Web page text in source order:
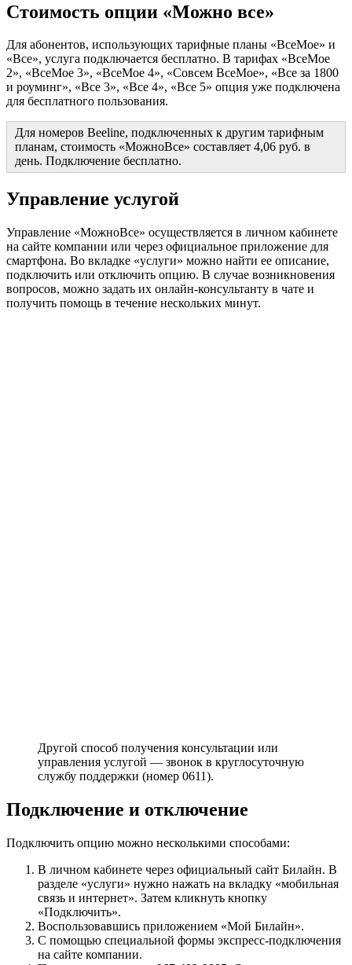
Стоимость опции «Можно все»
Для абонентов, использующих тарифные планы «ВсеМое» и
«Все», услуга подключается бесплатно. В тарифах «ВсеМое
2», «ВсеМое 3», «ВсеМое 4», «Совсем ВсеМое», «Все за 1800
и роуминг», «Все 3», «Все 4», «Все 5» опция уже подключена
для бесплатного пользования.
Для номеров Beeline, подключенных к другим тарифным
планам, стоимость «МожноВсе» составляет 4,06 руб. в
день. Подключение бесплатно.
Управление услугой
Управление «МожноВсе» осуществляется в личном кабинете
на сайте компании или через официальное приложение для
смартфона. Во вкладке «услуги» можно найти ее описание,
подключить или отключить опцию. В случае возникновения
вопросов, можно задать их онлайн-консультанту в чате и
получить помощь в течение нескольких минут.
Другой способ получения консультации или
управления услугой — звонок в круглосуточную
службу поддержки (номер 0611).
Подключение и отключение
Подключить опцию можно несколькими способами:
В личном кабинете через официальный сайт Билайн. В
разделе «услуги» нужно нажать на вкладку «мобильная
связь и интернет». Затем кликнуть кнопку
«Подключить».
Воспользовавшись приложением «Мой Билайн».
С помощью специальной формы экспресс-подключения
на сайте компании.